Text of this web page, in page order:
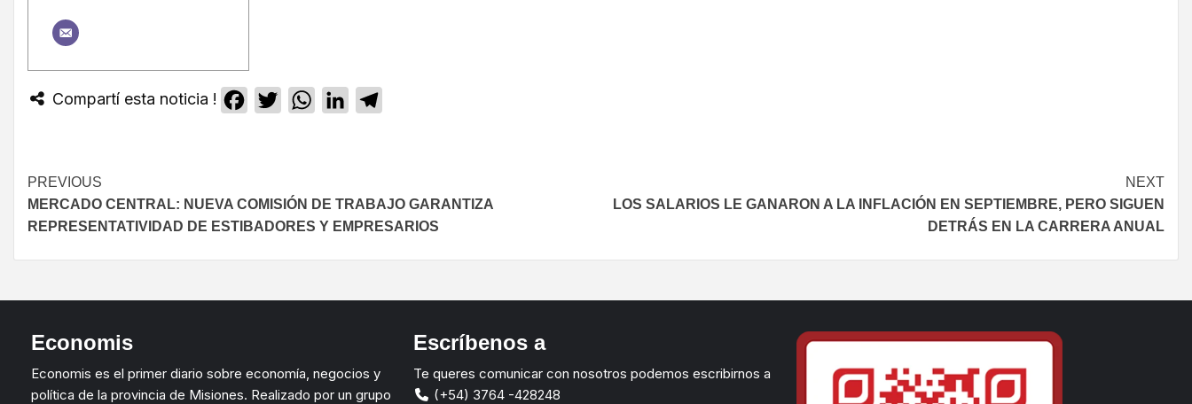
Compartí esta noticia ! Facebook
TwitterWhatsApp
LinkedIn
PREVIOUS
MERCADO CENTRAL: NUEVA COMISIÓN DE TRABAJO GARANTIZA
REPRESENTATIVIDAD DE ESTIBADORES Y EMPRESARIOS
NEXT
LOS SALARIOS LE GANARON A LA INFLACIÓN EN SEPTIEMBRE, PERO SIGUEN
DETRÁS EN LA CARRERA ANUAL
Economis
Economis es el primer diario sobre economía, negocios y
política de la provincia de Misiones. Realizado por un grupo
Escríbenos a
Te queres comunicar con nosotros podemos escribirnos a
(+54) 3764 -428248